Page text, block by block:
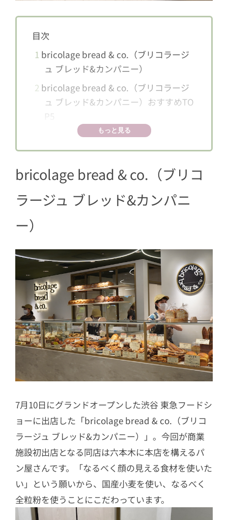
目次
1 bricolage bread & co.（ブリコラージ
ュ ブレッド&カンパニー）
2 bricolage bread & co.（ブリコラージ
ュ ブレッド&カンパニー）おすすめTO
P5
第5位 ブリコラージュ ブレッド
2.2第4位 クロワッサン
2.3第3位 Uf-fuアールグレイ
2.5第1位 パン ド ミ レーズン
もっと見る
bricolage bread & co.（ブリコ
ラージュ ブレッド&カンパニ
ー）
7月10日にグランドオープンした渋谷 東急フードシ
ョーに出店した「bricolage bread & co.（ブリコ
ラージュ ブレッド&カンパニー）」。今回が商業
施設初出店となる同店は六本木に本店を構えるパ
ン屋さんです。「なるべく顔の見える食材を使いた
い」という願いから、国産小麦を使い、なるべく
全粒粉を使うことにこだわっています。